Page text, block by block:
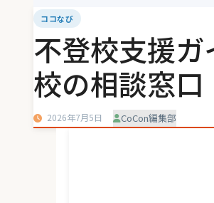
ココなび
不登校支援
校の相談窓
2026年7月5日 CoCon編集部